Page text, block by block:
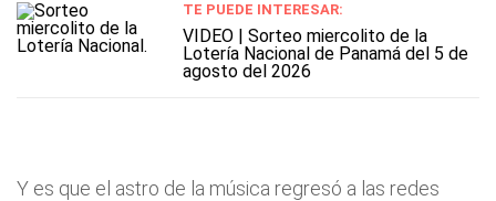
TE PUEDE INTERESAR:
VIDEO | Sorteo miercolito de la
Lotería Nacional de Panamá del 5 de
agosto del 2026
Y es que el astro de la música regresó a las redes